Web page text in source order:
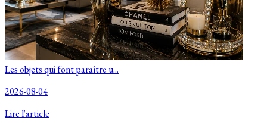
Les objets qui font paraître u...
2026-08-04
Lire l'article